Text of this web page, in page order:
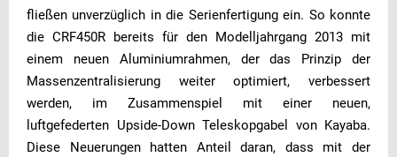
fließen unverzüglich in die Serienfertigung ein. So konnte
die CRF450R bereits für den Modelljahrgang 2013 mit
einem neuen Aluminiumrahmen, der das Prinzip der
Massenzentralisierung weiter optimiert, verbessert
werden, im Zusammenspiel mit einer neuen,
luftgefederten Upside-Down Teleskopgabel von Kayaba.
Diese Neuerungen hatten Anteil daran, dass mit der